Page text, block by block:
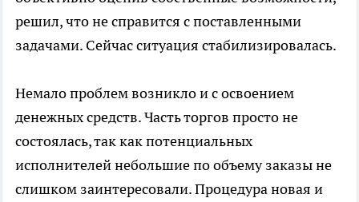
решил, что не справится с поставленными
задачами. Сейчас ситуация стабилизировалась.
Немало проблем возникло и с освоением
денежных средств. Часть торгов просто не
состоялась, так как потенциальных
исполнителей небольшие по объему заказы не
слишком заинтересовали. Процедура новая и